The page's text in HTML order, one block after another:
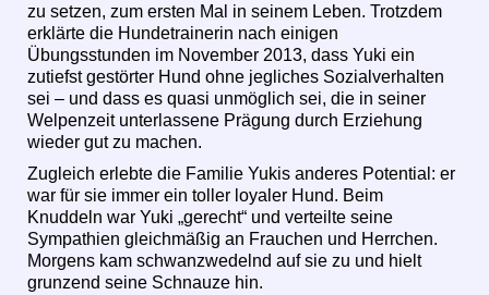
zu setzen, zum ersten Mal in seinem Leben. Trotzdem
erklärte die Hundetrainerin nach einigen
Übungsstunden im November 2013, dass Yuki ein
zutiefst gestörter Hund ohne jegliches Sozialverhalten
sei – und dass es quasi unmöglich sei, die in seiner
Welpenzeit unterlassene Prägung durch Erziehung
wieder gut zu machen.
Zugleich erlebte die Familie Yukis anderes Potential: er
war für sie immer ein toller loyaler Hund. Beim
Knuddeln war Yuki „gerecht“ und verteilte seine
Sympathien gleichmäßig an Frauchen und Herrchen.
Morgens kam schwanzwedelnd auf sie zu und hielt
grunzend seine Schnauze hin.